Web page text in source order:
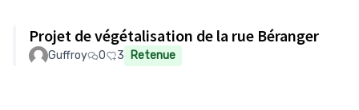
Projet de végétalisation de la rue Béranger
Guffroy 0 3 Retenue